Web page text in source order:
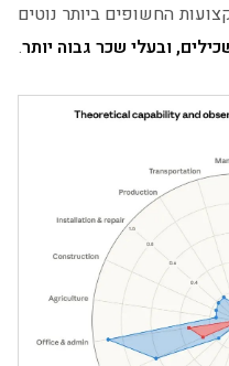
החשופים ביותר נוטים
ובעלי שכר גבוה יותר.